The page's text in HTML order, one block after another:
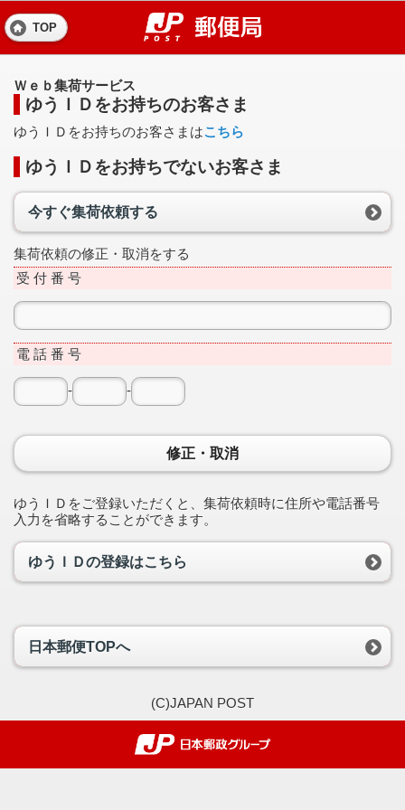
TOP
Ｗｅｂ集荷サービス
ゆうＩＤをお持ちのお客さま
ゆうＩＤをお持ちのお客さまはこちら
ゆうＩＤをお持ちでないお客さま
今すぐ集荷依頼する
集荷依頼の修正・取消をする
受 付 番 号
電 話 番 号
- -
修正・取消
ゆうＩＤをご登録いただくと、集荷依頼時に住所や電話番号
入力を省略することができます。
ゆうＩＤの登録はこちら
日本郵便TOPへ
(C)JAPAN POST